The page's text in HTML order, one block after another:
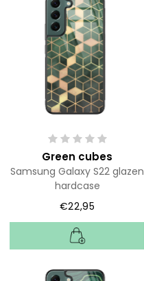
Green cubes
Samsung Galaxy S22 glazen
hardcase
€22,95